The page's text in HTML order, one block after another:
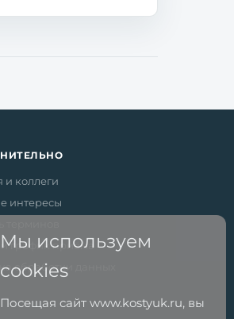
и коллеги
интересы
терминов
график приёма
обработки данных
Мы используем
cookies
Посещая сайт www.kostyuk.ru, вы